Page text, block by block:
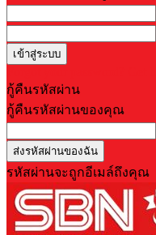
กู้คืนรหัสผ่าน
กู้คืนรหัสผ่านของคุณ
รหัสผ่านจะถูกอีเมล์ถึงคุณ